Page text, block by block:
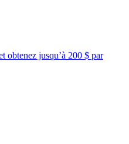
obtenez jusqu’à 200 $ par